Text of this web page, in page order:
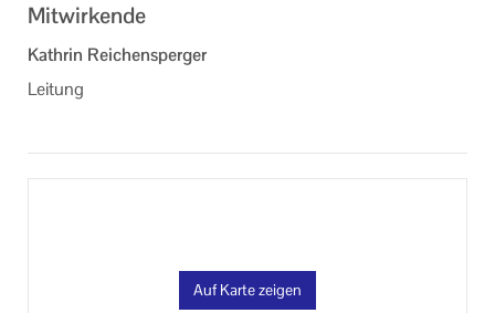
Mitwirkende
Kathrin Reichensperger
Leitung
Auf Karte zeigen